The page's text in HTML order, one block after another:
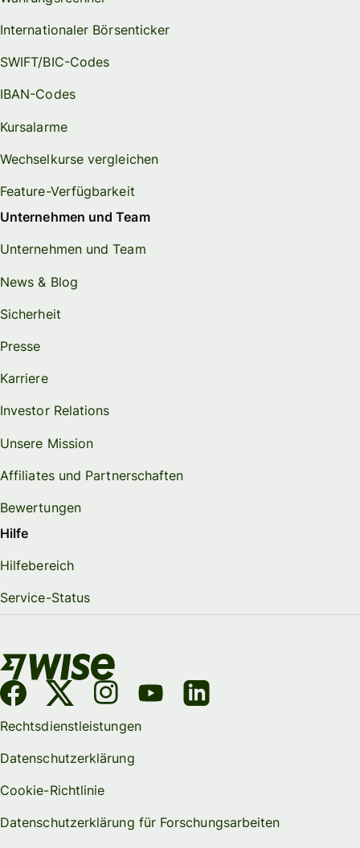
Internationaler Börsenticker
SWIFT/BIC-Codes
IBAN-Codes
Kursalarme
Wechselkurse vergleichen
Feature-Verfügbarkeit
Unternehmen und Team
Unternehmen und Team
News & Blog
Sicherheit
Presse
Karriere
Investor Relations
Unsere Mission
Affiliates und Partnerschaften
Bewertungen
Hilfe
Hilfebereich
Service-Status
Rechtsdienstleistungen
Datenschutzerklärung
Cookie-Richtlinie
Datenschutzerklärung für Forschungsarbeiten